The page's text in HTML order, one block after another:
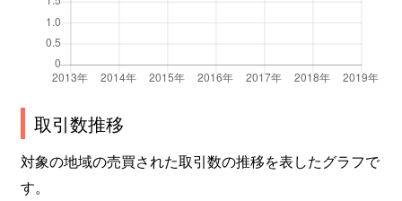
取引数推移
対象の地域の売買された取引数の推移を表したグラフで
す。